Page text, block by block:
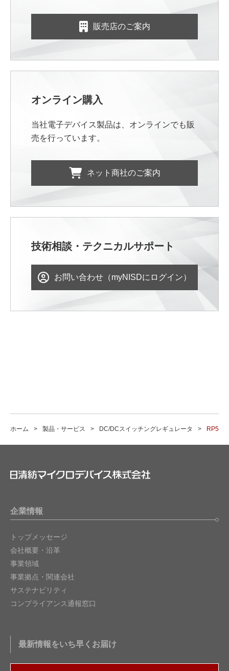
販売店のご案内
オンライン購入
当社電子デバイス製品は、オンラインでも販
売を行っています。
ネット商社のご案内
技術相談・テクニカルサポート
お問い合わせ（myNISDにログイン）
ホーム 製品・サービス DC/DCスイッチングレギュレータ RP508
企業情報
トップメッセージ
会社概要・沿革
事業領域
事業拠点・関連会社
サステナビリティ
コンプライアンス通報窓口
最新情報をいち早くお届け